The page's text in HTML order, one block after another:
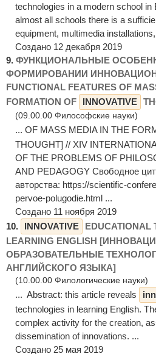
technologies in a modern school
almost all schools there is a
equipment, multimedia
Создано 12 декабря 2019
9. ФУНКЦИОНАЛЬНЫЕ
ФОРМИРОВАНИИ
FUNCTIONAL FEATURES OF
FORMATION OF
INNOVATIVE
(09.00.00 Философские науки)
... OF MASS MEDIA IN THE
THOUGHT] // XIV
OF THE PROBLEMS OF
AND PEDAGOGY Свободное
авторства: https://scientific-
pervoe-polugodie.html ...
Создано 11 ноября 2019
10.
INNOVATIVE
EDUCATIONAL
LEARNING ENGLISH
ОБРАЗОВАТЕЛЬНЫЕ
АНГЛИЙСКОГО ЯЗЫКА]
(10.00.00 Филологические науки)
... Abstract: this article reveals
technologies in learning English.
complex activity for the creation,
dissemination of innovations. ...
Создано 25 мая 2019